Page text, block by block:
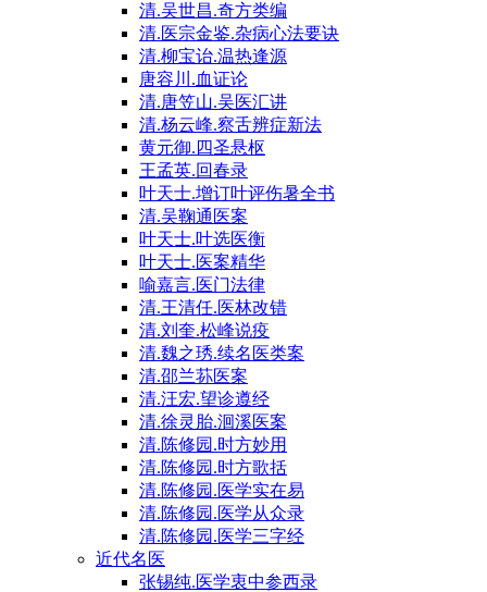
清.吴世昌.奇方类编
清.医宗金鉴.杂病心法要诀
清.柳宝诒.温热逢源
唐容川.血证论
清.唐笠山.吴医汇讲
清.杨云峰.察舌辨症新法
黄元御.四圣悬枢
王孟英.回春录
叶天士.增订叶评伤暑全书
清.吴鞠通医案
叶天士.叶选医衡
叶天士.医案精华
喻嘉言.医门法律
清.王清任.医林改错
清.刘奎.松峰说疫
清.魏之琇.续名医类案
清.邵兰荪医案
清.汪宏.望诊遵经
清.徐灵胎.洄溪医案
清.陈修园.时方妙用
清.陈修园.时方歌括
清.陈修园.医学实在易
清.陈修园.医学从众录
清.陈修园.医学三字经
近代名医
张锡纯.医学衷中参西录